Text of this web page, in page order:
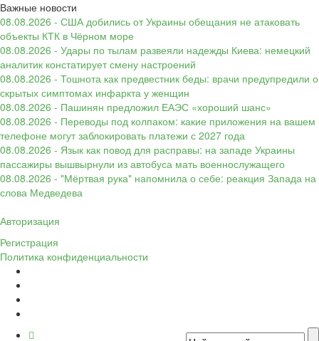
Важные новости
08.08.2026 - США добились от Украины обещания не атаковать
объекты КТК в Чёрном море
08.08.2026 - Удары по тылам развеяли надежды Киева: немецкий
аналитик констатирует смену настроений
08.08.2026 - Тошнота как предвестник беды: врачи предупредили о
скрытых симптомах инфаркта у женщин
08.08.2026 - Пашинян предложил ЕАЭС «хороший шанс»
08.08.2026 - Переводы под колпаком: какие приложения на вашем
телефоне могут заблокировать платежи с 2027 года
08.08.2026 - Язык как повод для расправы: на западе Украины
пассажиры вышвырнули из автобуса мать военнослужащего
08.08.2026 - "Мёртвая рука" напомнила о себе: реакция Запада на
слова Медведева
Авторизация
Регистрация
Политика конфиденциальности